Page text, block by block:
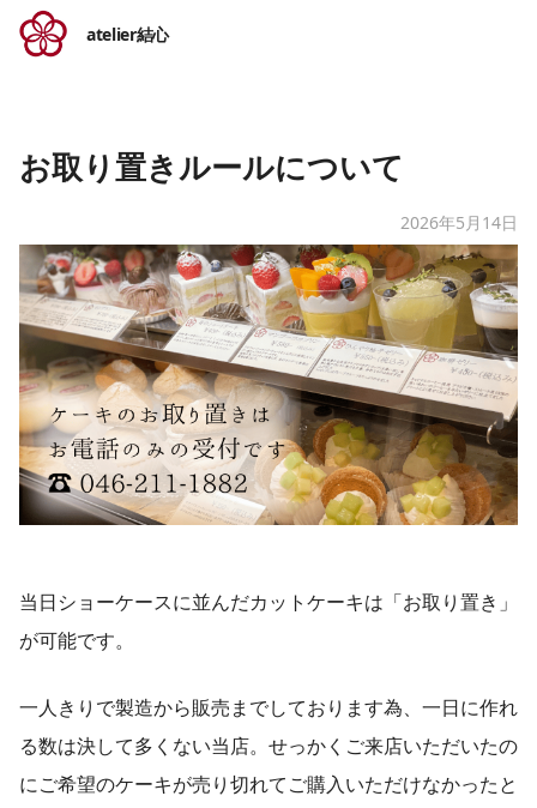
atelier結心
お取り置きルールについて
2026年5月14日
当日ショーケースに並んだカットケーキは「お取り置き」
が可能です。
一人きりで製造から販売までしております為、一日に作れ
る数は決して多くない当店。せっかくご来店いただいたの
にご希望のケーキが売り切れてご購入いただけなかったと